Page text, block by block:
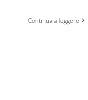
Continua a leggere